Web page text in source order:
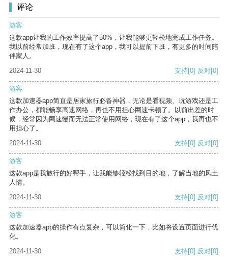
评论
游客
这款app让我的工作效率提高了50%，让我能够更轻松地完成工作任务。
我以前经常加班，现在有了这个app，我可以提前下班，有更多的时间陪
伴家人。
2024-11-30
支持[0] 反对[0]
游客
这款加速器app简直是居家旅行必备神器，无论是看视频、玩游戏还是工
作办公，都能畅享高速网络，再也不用担心网速卡顿了。以前出差的时
候，经常因为网速慢而无法正常使用网络，现在有了这个app，我再也不
用担心了。
2024-11-30
支持[0] 反对[0]
游客
这款app是我旅行的好帮手，让我能够轻松找到目的地，了解当地的风土
人情。
2024-11-30
支持[0] 反对[0]
游客
这款加速器app的操作有点复杂，可以简化一下，比如将设置页面进行优
化。
2024-11-30
支持[0] 反对[0]